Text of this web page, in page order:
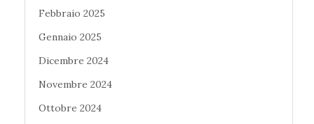
Febbraio 2025
Gennaio 2025
Dicembre 2024
Novembre 2024
Ottobre 2024